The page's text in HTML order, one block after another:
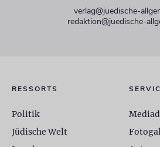
verlag@juedische-
redaktion@juedische-
RESSORTS
Politik
Jüdische Welt